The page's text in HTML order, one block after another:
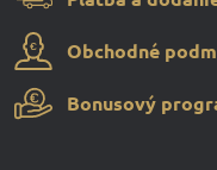
Obchodné
Bonusový